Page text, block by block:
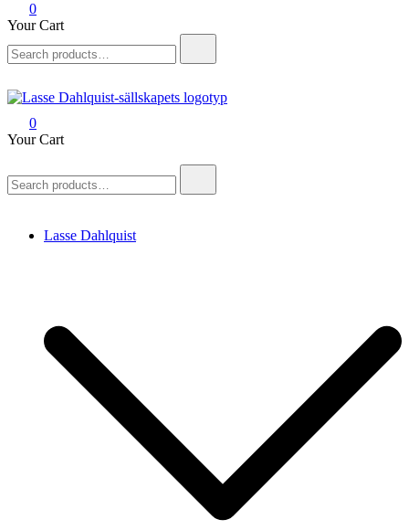
0
Your Cart
for:
Lasse Dahlquist-sällskapet
Allt om Lasse Dahlquist – kompositör, musiker, artist, kåsör och
skådespelare
0
Your Cart
for:
Lasse Dahlquist